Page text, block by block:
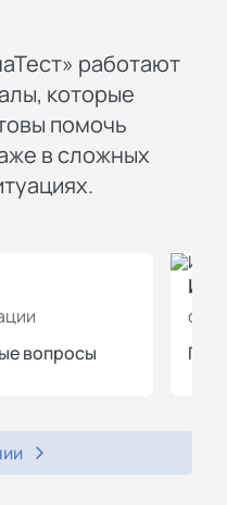
работают
которые
помочь
в сложных
вопросы